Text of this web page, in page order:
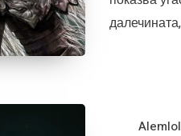
Alemlol